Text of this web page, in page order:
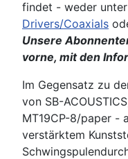
findet - weder unter
Drivers/Coaxials
Unsere
vorne, mit den
Im Gegensatz zu
von SB-
MT19CP-8/paper -
verstärktem